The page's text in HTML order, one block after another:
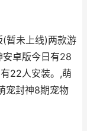
(暂未上线)两款游
安卓版今日有28
22人安装。,萌
宠封神8期宠物